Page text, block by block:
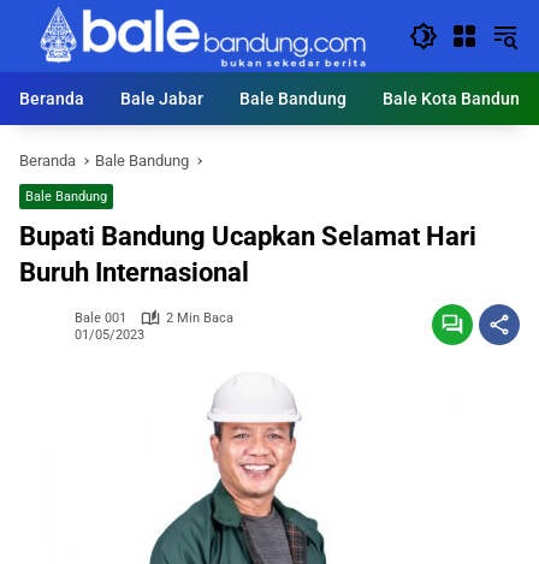
Langsung
konten
Beranda
Bale Jabar Bale Bandung Bale Kota Bandung
Beranda Bale Bandung
Bale Bandung
Bupati Bandung Ucapkan Selamat Hari
Buruh Internasional
Bale 001
2 Min Baca
01/05/2023